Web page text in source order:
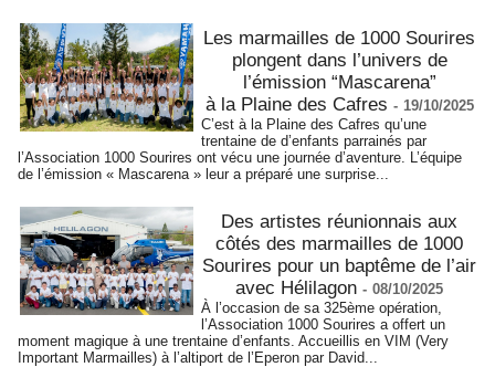
Les marmailles de 1000 Sourires
plongent dans l’univers de
l’émission “Mascarena”
à la Plaine des Cafres - 19/10/2025
C’est à la Plaine des Cafres qu’une
trentaine de d’enfants parrainés par
l’Association 1000 Sourires ont vécu une journée d’aventure. L’équipe
de l’émission « Mascarena » leur a préparé une surprise...
Des artistes réunionnais aux
côtés des marmailles de 1000
Sourires pour un baptême de l’air
avec Hélilagon - 08/10/2025
À l’occasion de sa 325ème opération,
l’Association 1000 Sourires a offert un
moment magique à une trentaine d’enfants. Accueillis en VIM (Very
Important Marmailles) à l’altiport de l’Eperon par David...